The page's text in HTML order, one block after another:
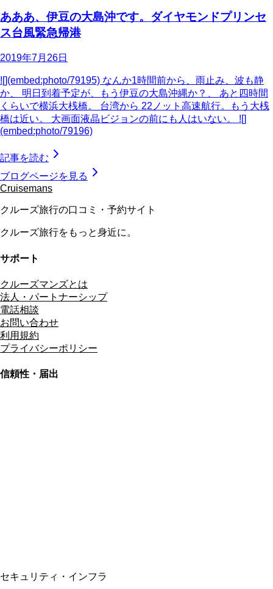
あああ、伊豆の大島沖です。ダイヤモンドプリンセ
ス台風緊急帰港
2019年7月26日
![](embed:photo/79195) なんか1時間前から、雨止み、波も静
か、 明日到着予定が、もう伊豆の大島沖縄か？、 あと四時間
くらいで横浜大桟橋。 台湾から 22ノット高速航行。もう大桟
橋は近い。 大画面液晶ビジョンの前にも人はいない。 ![]
(embed:photo/79196)
記事を読む
ブログページを見る
Cruisemans
クルーズ旅行の口コミ・予約サイト
クルーズ旅行をもっと身近に。
サポート
クルーズマンズとは
法人・パートナーシップ
電話相談
お問い合わせ
利用規約
プライバシーポリシー
信頼性・届出
セキュリティ・インフラ